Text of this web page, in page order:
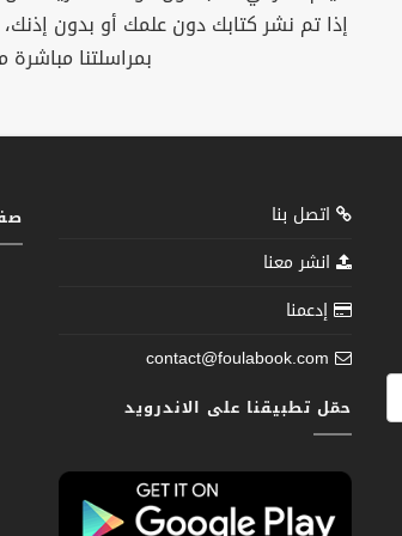
إذا تم نشر كتابك دون علمك أو بدون
بمراسلتنا مباشرة
اتصل بنا
انشر معنا
إدعمنا
contact@foulabook.com
حمّل تطبيقنا على الاندرويد